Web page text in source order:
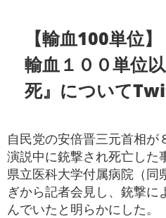
【輸血100単位
輸血１００単位
死』について
自民党の安倍晋三元首相が
演説中に銃撃され死亡した
県立医科大学付属病院（同
ぎから記者会見し、銃撃に
んでいたと明らかにした。